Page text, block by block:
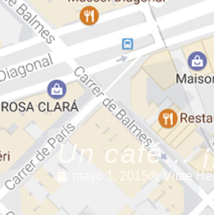
Un café…
mayo 1, 2015 Vitae